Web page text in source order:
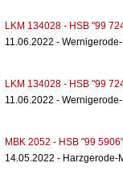
LKM 134028 - HSB "99
11.06.2022 -
LKM 134028 - HSB "99
11.06.2022 -
MBK 2052 - HSB "99 5906"
14.05.2022 - Harzgerode-